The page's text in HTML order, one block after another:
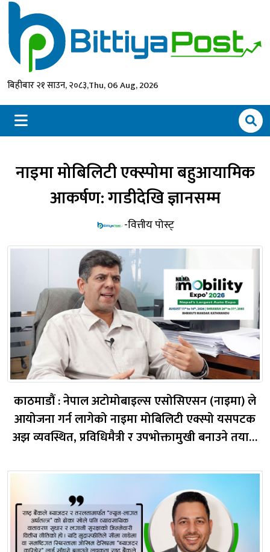
बिहीबार २१ साउन, २०८३,Thu, 06 Aug, 2026
नाइमा मोबिलिटी एक्स्पोमा बहुआयामिक
आकर्षण: गाडीदेखि ज्ञानसम्म
-वित्तीय पोस्ट्
काठमाडौं : नेपाल अटोमोबाइल्स एसोसिएसन (नाइमा) ले
आयोजना गर्न लागेको नाइमा मोबिलिटी एक्स्पो यसपटक
अझ व्यवस्थित, प्रविधिमैत्री र उपभोक्तामुखी बनाउने तयारी
भृकुटीमण्डपमा आयोजना हुनेछ। गत वर्ष पहिलो पटक
आयोजना गरिएको मोबिलिटी एक्स्पोबाट प्राप्त...